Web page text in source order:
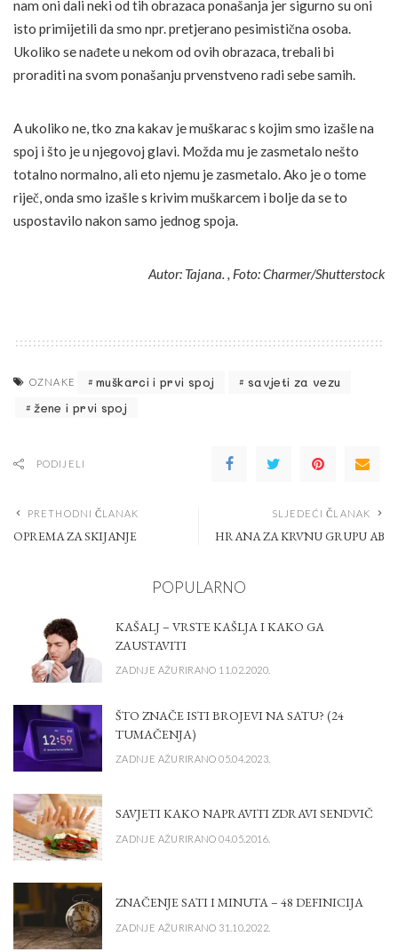
nam oni dali neki od tih obrazaca ponašanja jer sigurno su oni
isto primijetili da smo npr. pretjerano pesimistična osoba.
Ukoliko se nađete u nekom od ovih obrazaca, trebali bi
proraditi na svom ponašanju prvenstveno radi sebe samih.
A ukoliko ne, tko zna kakav je muškarac s kojim smo izašle na
spoj i što je u njegovoj glavi. Možda mu je zasmetalo nešto
totalno normalno, ali eto njemu je zasmetalo. Ako je o tome
riječ, onda smo izašle s krivim muškarcem i bolje da se to
uspostavilo nakon samo jednog spoja.
Autor: Tajana. , Foto: Charmer/Shutterstock
OZNAKE muškarci i prvi spoj
savjeti za vezu
žene i prvi spoj
PODIJELI
PRETHODNI ČLANAK
OPREMA ZA SKIJANJE
SLJEDEĆI ČLANAK
HRANA ZA KRVNU GRUPU AB
POPULARNO
KAŠALJ – VRSTE KAŠLJA I KAKO GA
ZAUSTAVITI
ZADNJE AŽURIRANO 11.02.2020.
ŠTO ZNAČE ISTI BROJEVI NA SATU? (24
TUMAČENJA)
ZADNJE AŽURIRANO 05.04.2023.
SAVJETI KAKO NAPRAVITI ZDRAVI SENDVIČ
ZADNJE AŽURIRANO 04.05.2016.
ZNAČENJE SATI I MINUTA – 48 DEFINICIJA
ZADNJE AŽURIRANO 31.10.2022.